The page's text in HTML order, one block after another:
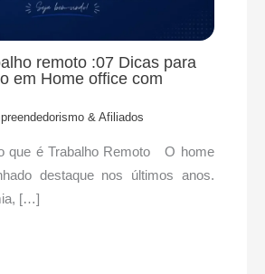
remoto :07 Dicas para
em Home office com
& Afiliados
que é Trabalho Remoto O home
destaque nos últimos anos.
[…]